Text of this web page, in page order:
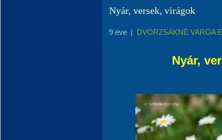
Nyár, versek, virágok
9 éve | DVORZSÁKNÉ VARGA
Nyár,